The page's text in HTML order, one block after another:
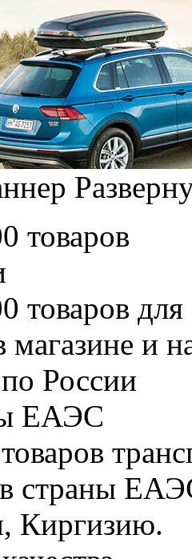
товаров
товаров
магазине и
России
ЕАЭС
страны
Киргизию.